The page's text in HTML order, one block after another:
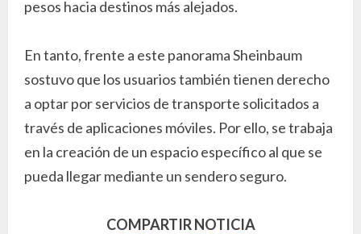
pesos hacia destinos más alejados.
En tanto, frente a este panorama Sheinbaum
sostuvo que los usuarios también tienen derecho
a optar por servicios de transporte solicitados a
través de aplicaciones móviles. Por ello, se trabaja
en la creación de un espacio específico al que se
pueda llegar mediante un sendero seguro.
COMPARTIR NOTICIA